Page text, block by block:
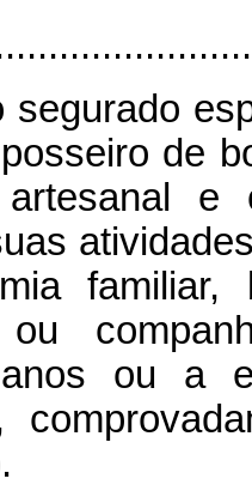
segurado
de
artesanal e
familiar,
ou
ou a